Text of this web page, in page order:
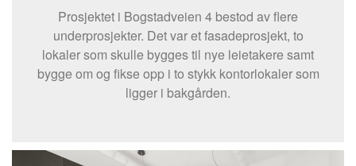
Prosjektet i Bogstadveien 4 bestod av flere
underprosjekter. Det var et fasadeprosjekt, to
lokaler som skulle bygges til nye leietakere samt
bygge om og fikse opp i to stykk kontorlokaler som
ligger i bakgården.